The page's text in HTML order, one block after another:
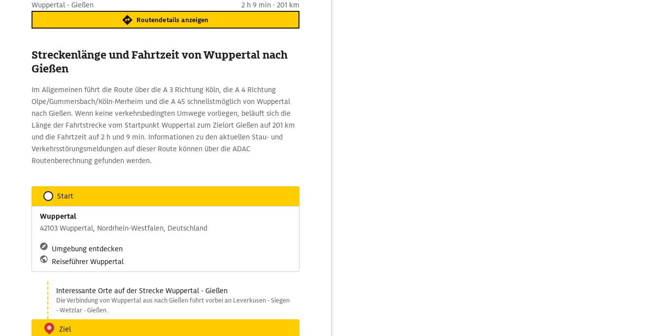
Wuppertal - Gießen 2 h 9 min · 201 km
Routendetails anzeigen
Streckenlänge und Fahrtzeit von Wuppertal nach
Gießen
Im Allgemeinen führt die Route über die A 3 Richtung Köln, die A 4 Richtung
Olpe/Gummersbach/Köln-Merheim und die A 45 schnellstmöglich von Wuppertal
nach Gießen. Wenn keine verkehrsbedingten Umwege vorliegen, beläuft sich die
Länge der Fahrtstrecke vom Startpunkt Wuppertal zum Zielort Gießen auf 201 km
und die Fahrtzeit auf 2 h und 9 min. Informationen zu den aktuellen Stau- und
Verkehrsstörungsmeldungen auf dieser Route können über die ADAC
Routenberechnung gefunden werden.
Start
Wuppertal
42103 Wuppertal, Nordrhein-Westfalen, Deutschland
Umgebung entdecken
Reiseführer Wuppertal
Interessante Orte auf der Strecke Wuppertal - Gießen
Die Verbindung von Wuppertal aus nach Gießen führt vorbei an Leverkusen - Siegen
- Wetzlar - Gießen.
Ziel